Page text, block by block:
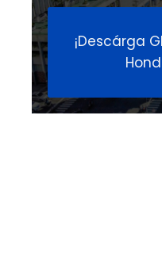
¡Descárga